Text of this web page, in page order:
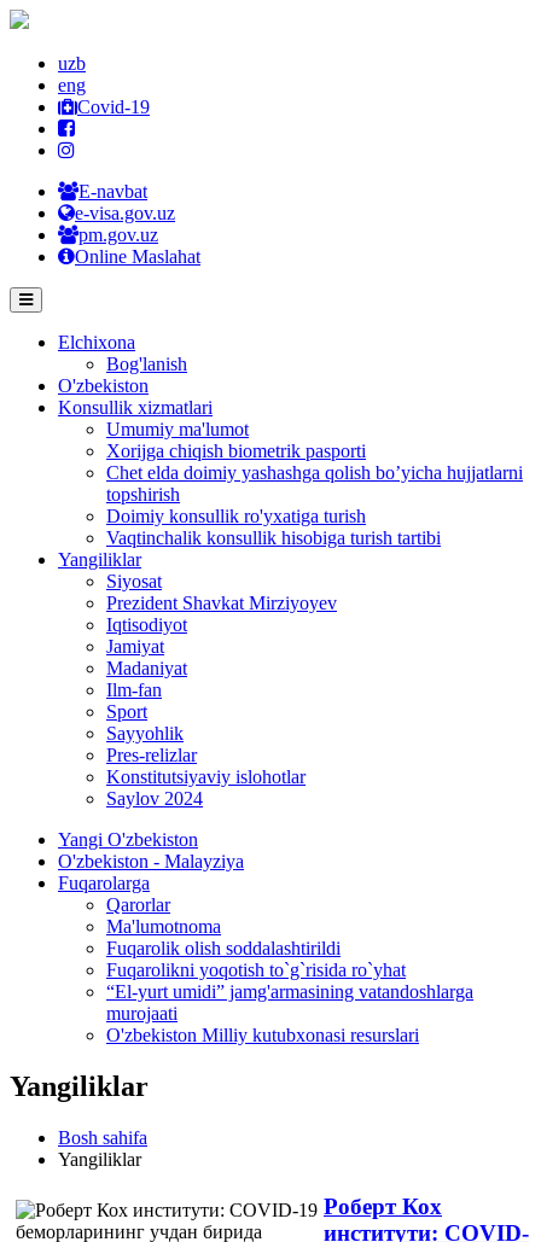
uzb
eng
Covid-19
E-navbat
e-visa.gov.uz
pm.gov.uz
Online Maslahat
Elchixona
Bog'lanish
O'zbekiston
Konsullik xizmatlari
Umumiy ma'lumot
Xorijga chiqish biometrik pasporti
Chet elda doimiy yashashga qolish bo’yicha hujjatlarni
topshirish
Doimiy konsullik ro'yxatiga turish
Vaqtinchalik konsullik hisobiga turish tartibi
Yangiliklar
Siyosat
Prezident Shavkat Mirziyoyev
Iqtisodiyot
Jamiyat
Madaniyat
Ilm-fan
Sport
Sayyohlik
Pres-relizlar
Konstitutsiyaviy islohotlar
Saylov 2024
Yangi O'zbekiston
O'zbekiston - Malayziya
Fuqarolarga
Qarorlar
Ma'lumotnoma
Fuqarolik olish soddalashtirildi
Fuqarolikni yoqotish to`g`risida ro`yhat
“El-yurt umidi” jamg'armasining vatandoshlarga
murojaati
O'zbekiston Milliy kutubxonasi resurslari
Yangiliklar
Bosh sahifa
Yangiliklar
Роберт Кох
институти: COVID-